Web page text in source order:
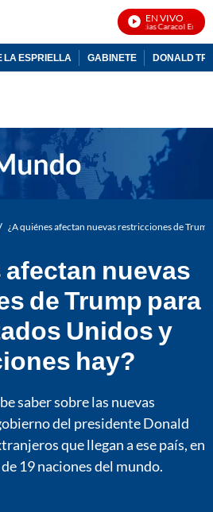
EN VIVO
Noticias Caracol En Vivo
LA ESPRIELLA GABINETE DONALD
¿A quiénes afectan nuevas restricciones de
nuevas
de Trump para
Unidos y
hay?
saber sobre las nuevas
del presidente Donald
que llegan a ese país, en
19 naciones del mundo.